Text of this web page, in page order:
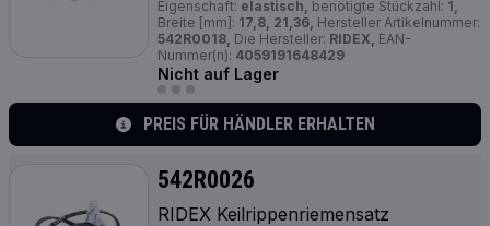
Eigenschaft: elastisch, benötigte Stückzahl: 1,
Breite [mm]: 17,8, 21,36, Hersteller Artikelnummer:
542R0018, Die Hersteller: RIDEX, EAN-
Nummer(n): 4059191648429
Nicht auf Lager
PREIS FÜR HÄNDLER ERHALTEN
542R0026
RIDEX Keilrippenriemensatz